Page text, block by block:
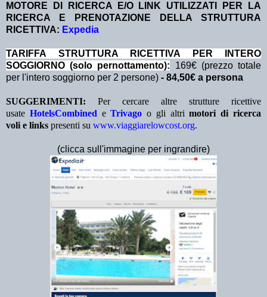
MOTORE DI RICERCA E/O LINK UTILIZZATI PER LA
RICERCA E PRENOTAZIONE DELLA STRUTTURA
RICETTIVA: Expedia
TA RIFFA STRUTTURA RICETTIVA PER INTERO
SOGGIORNO (solo pernottamento): 169€ (prezzo totale
per l'intero soggiorno per 2 persone) - 84,50€ a persona
SUGGERIMENTI: Per cercare altre strutture ricettive
usate HotelsCombined eTrivago o gli altrimotori di ricerca
voli e links presenti su www.viaggiarelowcost.org.
(clicca sull'immagine per ingrandire)